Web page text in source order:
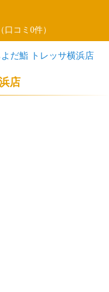
コミ0件）
よだ鮨 トレッサ横浜店
店